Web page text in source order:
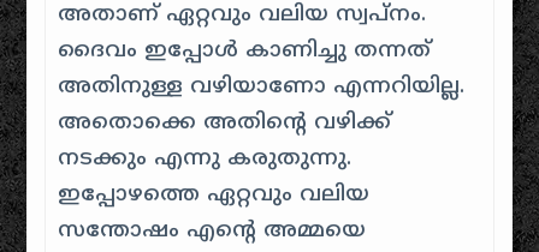
അതാണ് ഏറ്റവും വലിയ സ്വപ്നം.
ദൈവം ഇപ്പോള്‍ കാണിച്ചു തന്നത്
അതിനുള്ള വഴിയാണോ എന്നറിയില്ല.
അതൊക്കെ അതിന്റെ വഴിക്ക്
നടക്കും എന്നു കരുതുന്നു.
ഇപ്പോഴത്തെ ഏറ്റവും വലിയ
സന്തോഷം എന്റെ അമ്മയെ